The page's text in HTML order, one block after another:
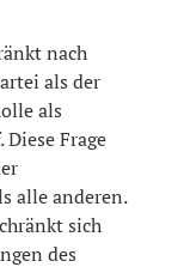
nach
als der
als
Frage
alle anderen.
sich
des